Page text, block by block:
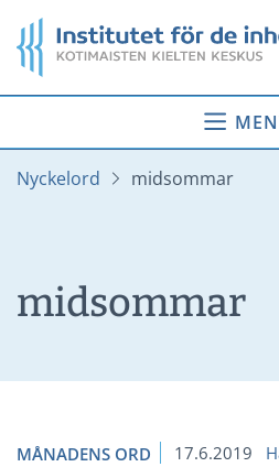
till
innehåll
Startsida
Nyckelord midsommar
midsommar
MÅNADENS ORD 17.6.2019